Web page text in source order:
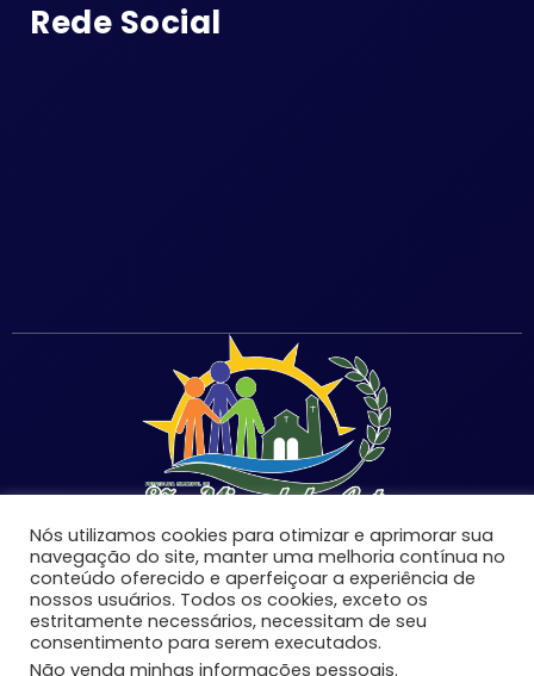
Rede Social
©Copyright 2026 | Prefeitura Municipal de São Miguel
do Anta-MG | Todos os direitos reservados.
Nós utilizamos cookies para otimizar e aprimorar sua
navegação do site, manter uma melhoria contínua no
conteúdo oferecido e aperfeiçoar a experiência de
nossos usuários. Todos os cookies, exceto os
estritamente necessários, necessitam de seu
consentimento para serem executados.
Não venda minhas informações pessoais.